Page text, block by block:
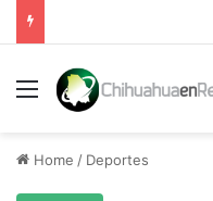
Menu
Home / Deportes